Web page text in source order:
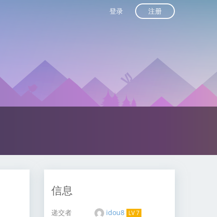
登录 注册
信息
递交者 idou8 LV 7